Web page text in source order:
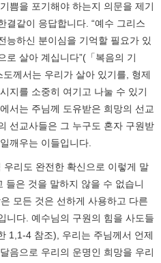
쁨을 포기해야 하는지 의문을 제기
결같이 응답합니다. “예수 그리스
능하신 분이심을 기억할 필요가 있
로 살아 계십니다”(「복음의 기
께서는 우리가 살아 있기를, 형제
지를 소중히 여기고 나눌 수 있기
서는 주님께 도유받은 희망의 선교
선교사들은 그 누구도 혼자 구원받
깨우는 이들입니다.
리도 완전한 확신으로 이렇게 말
들은 것을 말하지 않을 수 없습니
모든 것은 선하게 사용하고 다른
니다. 예수님의 구원의 힘을 사도들
1,1-4 참조), 우리는 주님께서 언제
음으로 우리의 운명인 희망을 우리